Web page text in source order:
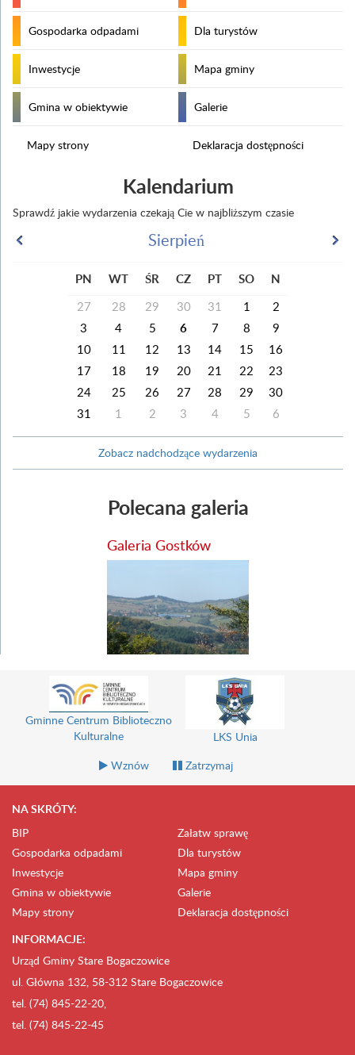
Gospodarka odpadami Dla turystów
Inwestycje Mapa gminy
Gmina w obiektywie Galerie
Mapy strony Deklaracja dostępności
Kalendarium
Sprawdź jakie wydarzenia czekają Cie w najbliższym czasie
Sierpień
PN WT ŚR CZ PT SO N
27 28 29 30 31 1
2
3
4 5 6 7 8
9
10
11 12 13 14 15
16
17
18 19 20 21 22
23
24
25 26 27 28 29
30
31
1 2 3 4 5 6
Zobacz nadchodzące wydarzenia
Polecana galeria
Galeria Gostków
Gminne Centrum Biblioteczno
Kulturalne
LKS Unia
Wznów
Zatrzymaj
NA SKRÓTY:
BIP
Załatw sprawę
Gospodarka odpadami
Dla turystów
Inwestycje
Mapa gminy
Gmina w obiektywie
Galerie
Mapy strony
Deklaracja dostępności
INFORMACJE:
Urząd Gminy Stare Bogaczowice
ul. Główna 132, 58-312 Stare Bogaczowice
tel. (74) 845-22-20,
tel. (74) 845-22-45